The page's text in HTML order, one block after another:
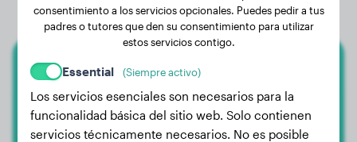
Crestado Chino
Kobus
consentimiento a los servicios opcionales. Puedes pedir a tus
padres o tutores que den su consentimiento para utilizar
estos servicios contigo.
Essential (Siempre activo)
Los servicios esenciales son necesarios para la
funcionalidad básica del sitio web. Solo contienen
servicios técnicamente necesarios. No es posible